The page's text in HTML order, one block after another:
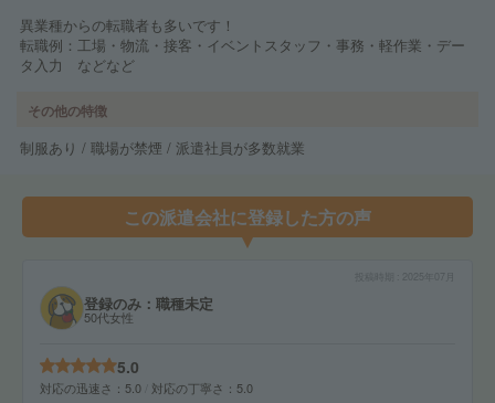
異業種からの転職者も多いです！
転職例：工場・物流・接客・イベントスタッフ・事務・軽作業・デー
タ入力 などなど
その他の特徴
制服あり / 職場が禁煙 / 派遣社員が多数就業
この派遣会社に登録した方の声
2025年07月
登録のみ：職種未定
50代女性
5.0
対応の迅速さ 5.0 対応の丁寧さ 5.0